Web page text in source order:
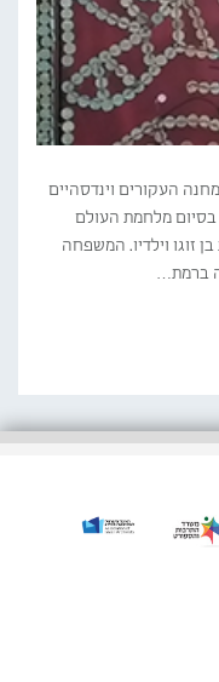
וייס (1949–2021) נולד במחנה העקורים וינדסהיים
מלחמת העולם
זוגו וילדיו. המשפחה
ברמת…